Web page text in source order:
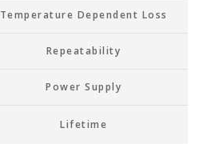
Temperature Dependent Loss
Repeatability
Power Supply
Lifetime